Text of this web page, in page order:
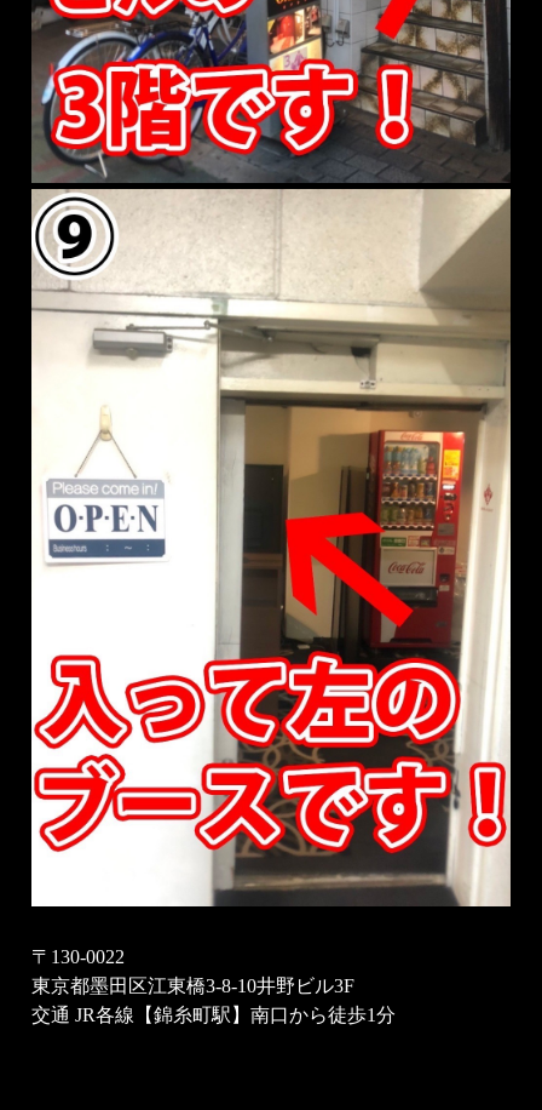
〒130-0022
東京都墨田区江東橋3-8-10井野ビル3F
交通 JR各線【錦糸町駅】南口から徒歩1分